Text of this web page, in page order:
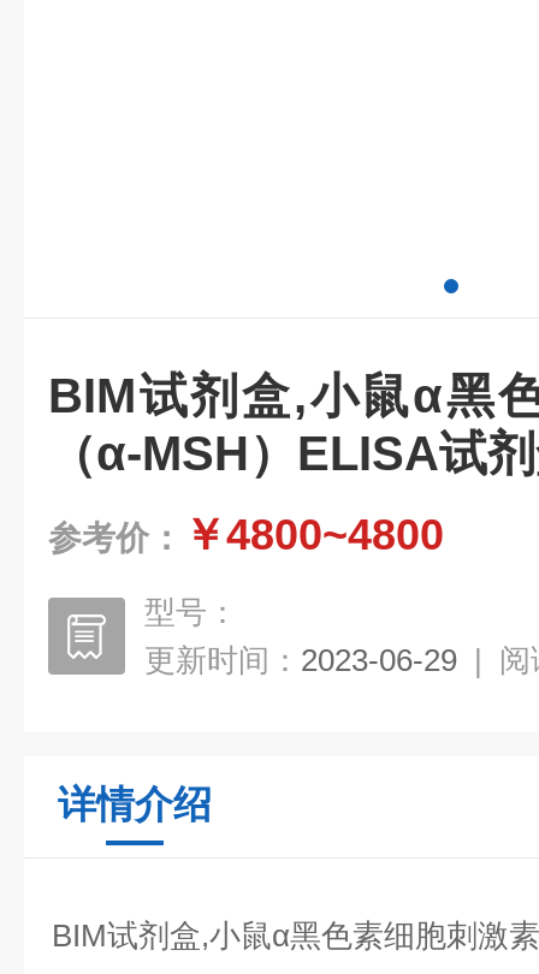
BIM试剂盒,小鼠α黑
（α-MSH）ELISA试
参考价： ￥4800~4800
型号：
更新时间： 2023-06-29 | 阅
详情介绍
BIM试剂盒,小鼠α黑色素细胞刺激